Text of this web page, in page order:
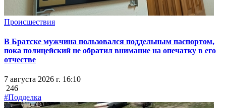
Происшествия
В Братске мужчина пользовался поддельным паспортом,
пока полицейский не обратил внимание на опечатку в его
отчестве
7 августа 2026 г. 16:10
246
#Подделка